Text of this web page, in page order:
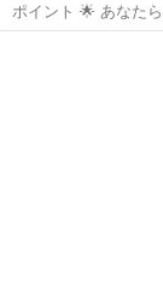
ポイント 🌟 あなた
な…